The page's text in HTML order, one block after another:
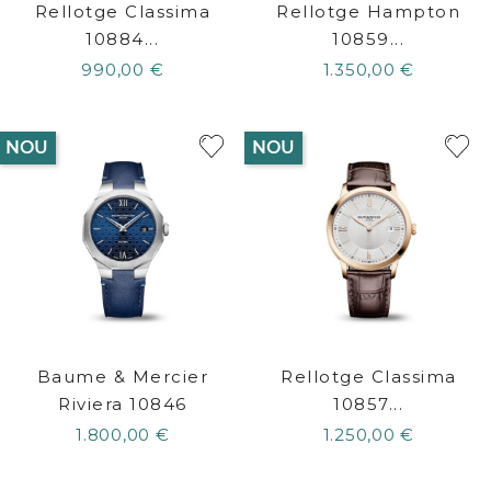
Rellotge Classima
10884...
990,00 €
Rellotge Hampton
10859...
1.350,00 €
Baume & Mercier
Riviera 10846
1.800,00 €
NOU
Rellotge Classima
10857...
1.250,00 €
NOU